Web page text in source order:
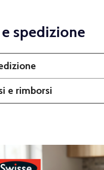
e spedizione
e rimborsi